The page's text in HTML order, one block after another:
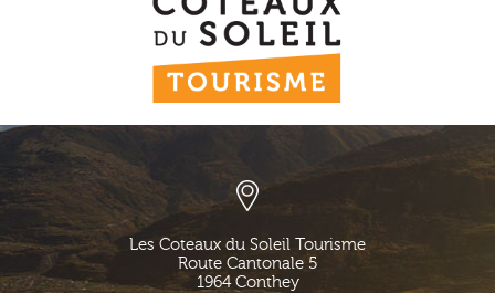
Les Coteaux du Soleil Tourisme
Route Cantonale 5
1964 Conthey